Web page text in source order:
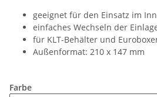
geeignet für den Einsatz im
einfaches Wechseln der
für KLT-Behälter und
Außenformat: 210 x 147 mm
Farbe